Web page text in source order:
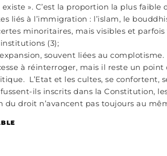
». C’est la proportion la plus faible
liés à l’immigration : l’islam, le
minoritaires, mais visibles et
(3);
souvent liées au complotisme.
à réinterroger, mais il reste un
L’Etat et les cultes, se confortent,
ils inscrits dans la Constitution,
du droit n’avancent pas toujours au